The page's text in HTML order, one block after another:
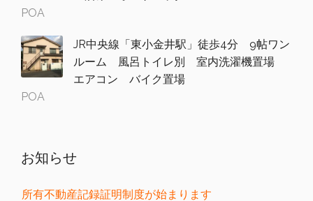
POA
JR中央線「東小金井駅」徒歩4分 9帖ワン
ルーム 風呂トイレ別 室内洗濯機置場
エアコン バイク置場
POA
お知らせ
所有不動産記録証明制度が始まります